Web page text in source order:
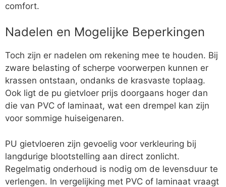
comfort.
Nadelen en Mogelijke Beperkingen
Toch zijn er nadelen om rekening mee te houden. Bij
zware belasting of scherpe voorwerpen kunnen er
krassen ontstaan, ondanks de krasvaste toplaag.
Ook ligt de pu gietvloer prijs doorgaans hoger dan
die van PVC of laminaat, wat een drempel kan zijn
voor sommige huiseigenaren.
PU gietvloeren zijn gevoelig voor verkleuring bij
langdurige blootstelling aan direct zonlicht.
Regelmatig onderhoud is nodig om de levensduur te
verlengen. In vergelijking met PVC of laminaat vraagt